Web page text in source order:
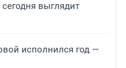
выглядит
исполнился год —